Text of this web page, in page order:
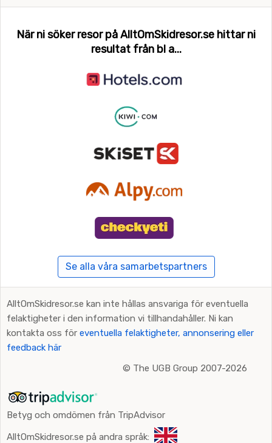
När ni söker resor på AlltOmSkidresor.se hittar ni
resultat från bl a...
Se alla våra samarbetspartners
AlltOmSkidresor.se kan inte hållas ansvariga för eventuella
felaktigheter i den information vi tillhandahåller. Ni kan
kontakta oss för eventuella felaktigheter, annonsering eller
feedback här
© The UGB Group 2007-2026
Betyg och omdömen från TripAdvisor
AlltOmSkidresor.se på andra språk: